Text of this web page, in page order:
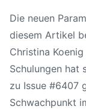
Die neuen
diesem Artikel
Christina
Schulungen hat
zu Issue #6407
Schwachpunkt